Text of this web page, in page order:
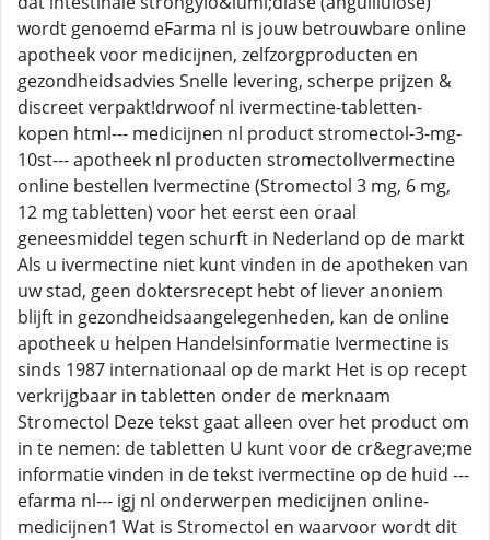
wordt genoemd eFarma nl is jouw betrouwbare online
apotheek voor medicijnen, zelfzorgproducten en
gezondheidsadvies Snelle levering, scherpe prijzen &
discreet verpakt!drwoof nl ivermectine-tabletten-
kopen html--- medicijnen nl product stromectol-3-mg-
10st--- apotheek nl producten stromectolIvermectine
online bestellen Ivermectine (Stromectol 3 mg, 6 mg,
12 mg tabletten) voor het eerst een oraal
geneesmiddel tegen schurft in Nederland op de markt
Als u ivermectine niet kunt vinden in de apotheken van
uw stad, geen doktersrecept hebt of liever anoniem
blijft in gezondheidsaangelegenheden, kan de online
apotheek u helpen Handelsinformatie Ivermectine is
sinds 1987 internationaal op de markt Het is op recept
verkrijgbaar in tabletten onder de merknaam
Stromectol Deze tekst gaat alleen over het product om
in te nemen: de tabletten U kunt voor de cr&egrave;me
informatie vinden in de tekst ivermectine op de huid ---
efarma nl--- igj nl onderwerpen medicijnen online-
medicijnen1 Wat is Stromectol en waarvoor wordt dit